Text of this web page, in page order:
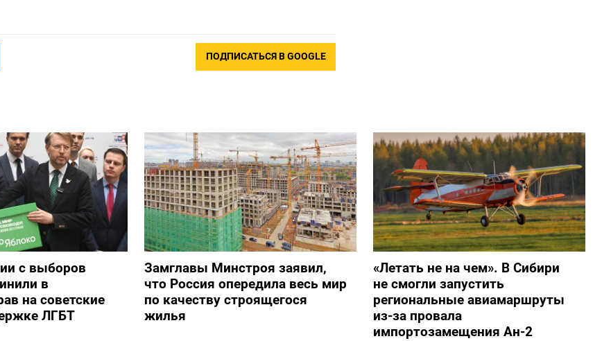
ПОДПИСАТЬСЯ В GOOGLE
с выборов
в
на советские
ЛГБТ
Замглавы Минстроя заявил,
что Россия опередила весь мир
по качеству строящегося
жилья
«Летать не на чем». В Сибири
не смогли запустить
региональные авиамаршруты
из-за провала
импортозамещения Ан-2